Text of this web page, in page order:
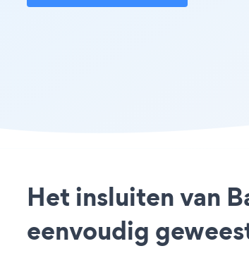
Het insluiten van
eenvoudig